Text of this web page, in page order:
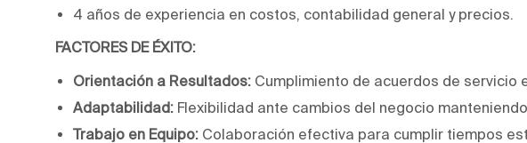
4 años de experiencia en costos, contabilidad general y precios.
FACTORES DE ÉXITO:
Orientación a Resultados: Cumplimiento de acuerdos de servicio
Adaptabilidad: Flexibilidad ante cambios del negocio
Trabajo en Equipo: Colaboración efectiva para cumplir tiempos